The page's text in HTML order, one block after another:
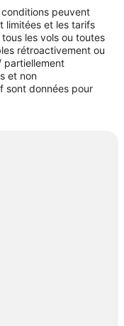
peuvent
limitées et les tarifs
les vols ou toutes
rétroactivement ou
partiellement
et non
sont données pour